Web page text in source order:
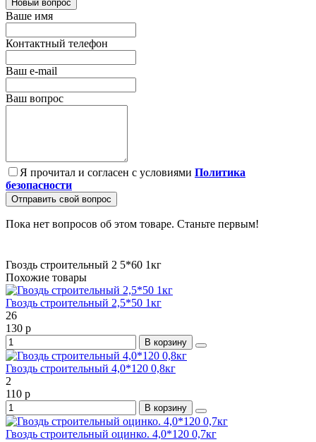
Новый вопрос
Ваше имя
Контактный телефон
Ваш e-mail
Ваш вопрос
Я прочитал и согласен с условиями Политика
безопасности
Отправить свой вопрос
Пока нет вопросов об этом товаре. Станьте первым!
Гвоздь строительный 2 5*60 1кг
Похожие товары
Гвоздь строительный 2,5*50 1кг
26
130 р
В корзину
Гвоздь строительный 4,0*120 0,8кг
2
110 р
В корзину
Гвоздь строительный оцинко. 4,0*120 0,7кг